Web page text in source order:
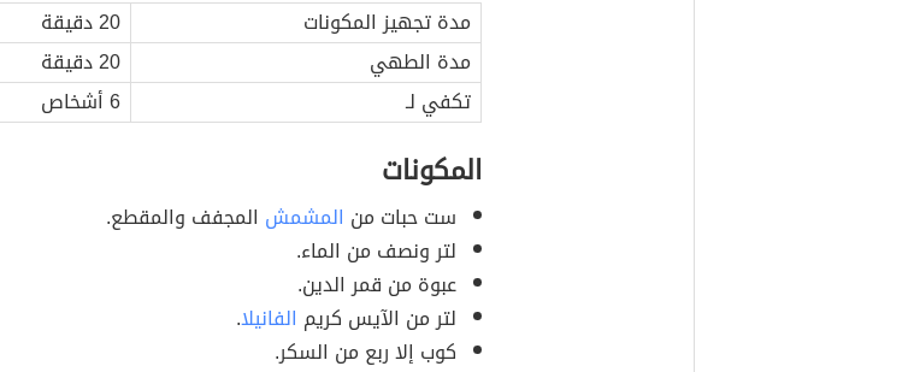
مدة تجهيز المكونات
20 دقيقة
مدة الطهي
20 دقيقة
تكفي لـ
6 أشخاص
المكونات
ست حبات من المشمش المجفف والمقطع.
لتر ونصف من الماء.
عبوة من قمر الدين.
لتر من الآيس كريم الفانيلا.
كوب إلا ربع من السكر.